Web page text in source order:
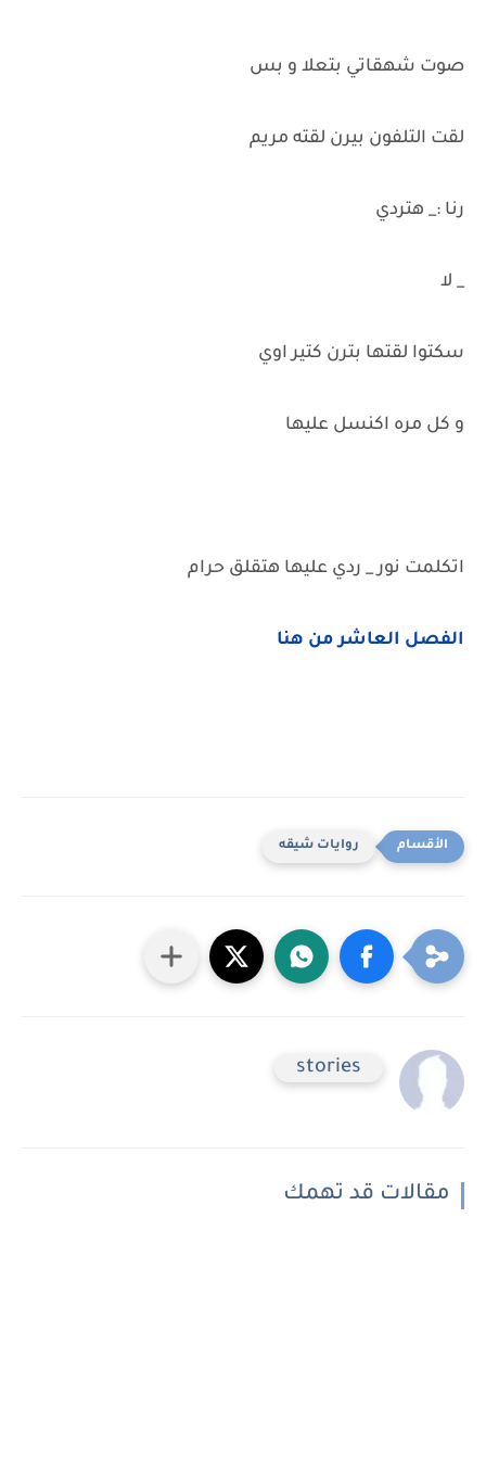
صوت شهقاتي بتعلا و بس
لقت التلفون بيرن لقته مريم
رنا :_ هتردي
_ لا
سكتوا لقتها بترن كتير اوي
و كل مره اكنسل عليها
اتكلمت نور _ ردي عليها هتقلق حرام
الفصل العاشر من هنا
روايات شيقه
stories
مقالات قد تهمك